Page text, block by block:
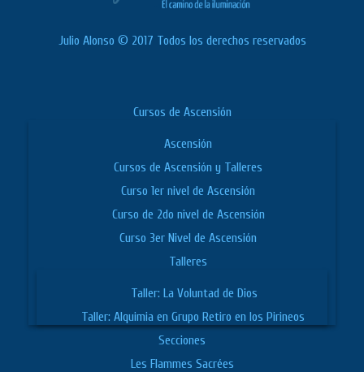
Julio Alonso © 2017 Todos los derechos reservados
Cursos de Ascensión
Ascensión
Cursos de Ascensión y Talleres
Curso 1er nivel de Ascensión
Curso de 2do nivel de Ascensión
Curso 3er Nivel de Ascensión
Talleres
Taller: La Voluntad de Dios
Taller: Alquimia en Grupo Retiro en los Pirineos
Secciones
Les Flammes Sacrées